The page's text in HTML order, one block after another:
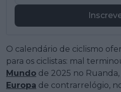
O calendário de ciclismo
para os ciclistas: mal
Mundo de 2025 no Ruanda,
Europa de contrarrelógio,